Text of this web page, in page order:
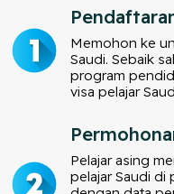
Memohon ke
Saudi. Sebaik
program
visa pelajar
Pelajar asing
pelajar Saudi di